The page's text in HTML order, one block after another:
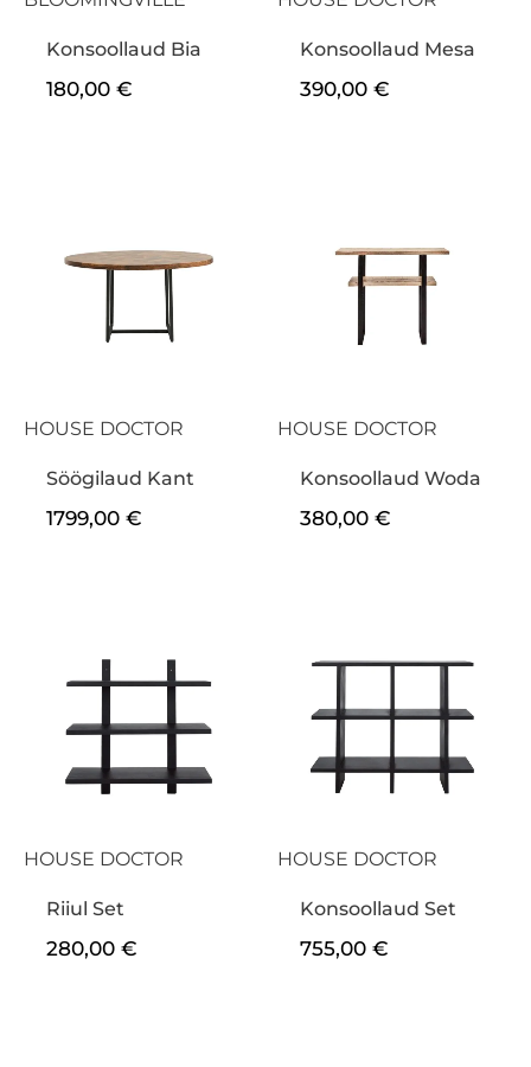
Konsoollaud Bia
180,00€
Konsoollaud Mesa
390,00€
HOUSE DOCTOR
Söögilaud Kant
1799,00€
HOUSE DOCTOR
Konsoollaud Woda
380,00€
HOUSE DOCTOR
Riiul Set
280,00€
HOUSE DOCTOR
Konsoollaud Set
755,00€